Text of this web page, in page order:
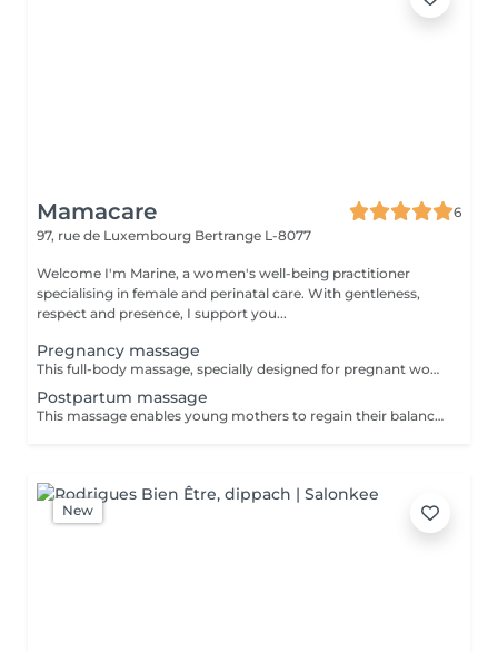
Mamacare
6
97, rue de Luxembourg Bertrange L-8077
Welcome I'm Marine, a women's well-being practitioner
specialising in female and perinatal care. With gentleness,
respect and presence, I support you...
Pregnancy massage
This full-body massage, specially designed for pregnant women, helps relieve the aches and pains of pregnancy and relaxes both body and mind. It gently tames the lines of a body in transformation, preparing you for childbirth and motherhood in complete serenity. A blend of well-being massage techniques and energy points, this massage adapts to the specific needs of each woman and each stage of pregnancy: the choice of maneuvers is personalized to create a unique moment of relaxation. This massage can be practiced from the 2nd trimester onwards. The session consists of a time of exchange, so that we can get to know each other and you can tell me about your needs, followed by the massage itself, which lasts around 50 minutes.
Postpartum massage
This massage enables young mothers to regain their balance more quickly, providing an intense sensation of well-being from head to toe. Thanks to a unique protocol combining wellness massage techniques and Chinese medicine acupressure points, this massage reunites and rebalances the energy of the pelvis, gently repositioning the organs of the belly, stimulating vitality, relieving tension and decongesting heavy legs. It soothes stress, allows you to gently feel the contours of your body and feel good about it. This massage can be adapted and modulated according to need: the choice of maneuvers is personalized to best meet the specific needs of each client. OPTIONAL: Tightening with a rebozo (a specially woven fabric from Mexico) allows the pelvis to gently settle, relieving residual ligament or joint pain from pregnancy, and helping the organs and uterus to return to their original size and position.
New